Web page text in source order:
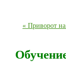
« Приворот